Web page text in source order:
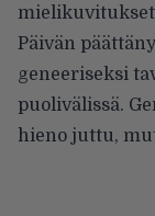
Päivän
geneeriseksi
puolivälissä.
hieno juttu,